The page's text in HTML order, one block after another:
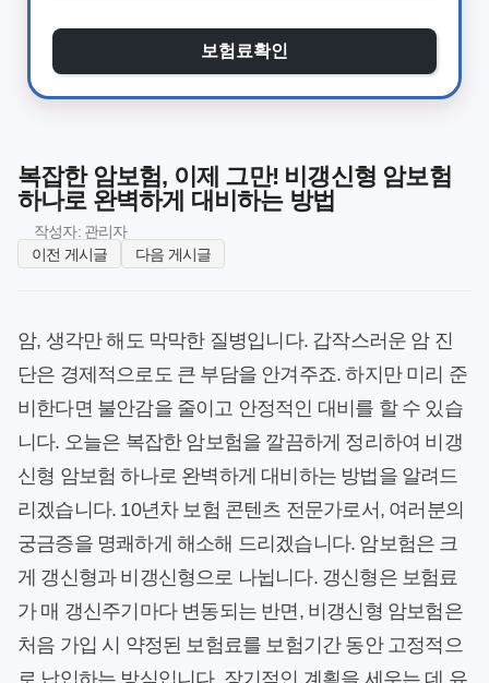
보험료확인
복잡한 암보험, 이제 그만! 비갱신형 암보험
하나로 완벽하게 대비하는 방법
작성자: 관리자
이전 게시글
다음 게시글
암, 생각만 해도 막막한 질병입니다. 갑작스러운 암 진
단은 경제적으로도 큰 부담을 안겨주죠. 하지만 미리 준
비한다면 불안감을 줄이고 안정적인 대비를 할 수 있습
니다. 오늘은 복잡한 암보험을 깔끔하게 정리하여 비갱
신형 암보험 하나로 완벽하게 대비하는 방법을 알려드
리겠습니다. 10년차 보험 콘텐츠 전문가로서, 여러분의
궁금증을 명쾌하게 해소해 드리겠습니다. 암보험은 크
게 갱신형과 비갱신형으로 나뉩니다. 갱신형은 보험료
가 매 갱신주기마다 변동되는 반면, 비갱신형 암보험은
처음 가입 시 약정된 보험료를 보험기간 동안 고정적으